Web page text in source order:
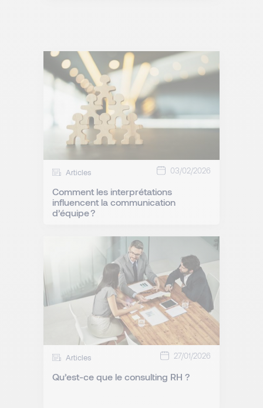
Articles 03/02/2026
Comment les interprétations
influencent la communication
d’équipe ?
Articles 27/01/2026
Qu’est-ce que le consulting RH ?